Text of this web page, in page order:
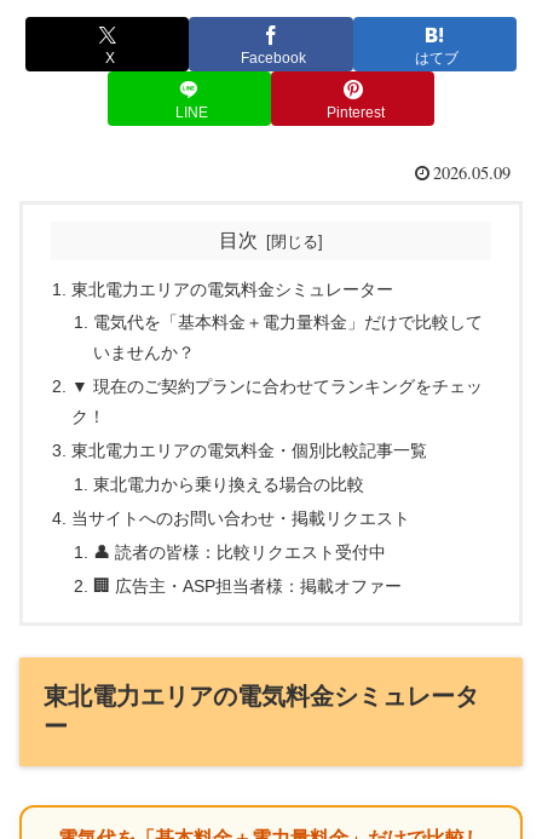
X Facebook はてブ
LINE Pinterest
2026.05.09
目次
東北電力エリアの電気料金シミュレーター
電気代を「基本料金＋電力量料金」だけで比較して
いませんか？
▼ 現在のご契約プランに合わせてランキングをチェッ
ク！
東北電力エリアの電気料金・個別比較記事一覧
東北電力から乗り換える場合の比較
当サイトへのお問い合わせ・掲載リクエスト
👤 読者の皆様：比較リクエスト受付中
🏢 広告主・ASP担当者様：掲載オファー
東北電力エリアの電気料金シミュレータ
ー